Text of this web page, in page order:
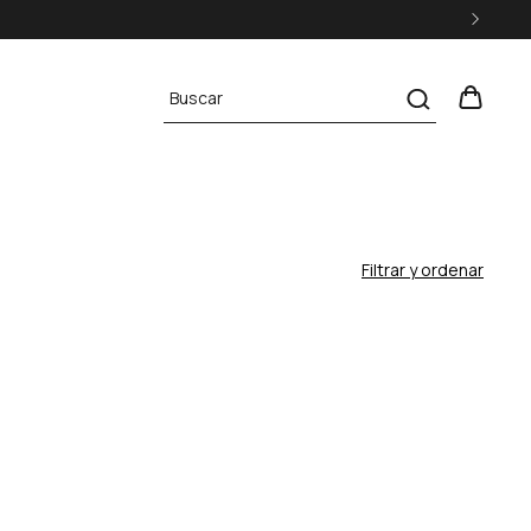
Filtrar y ordenar